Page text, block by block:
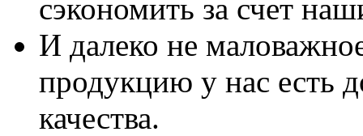
сэкономить за счет
И далеко не
продукцию у нас есть
качества.